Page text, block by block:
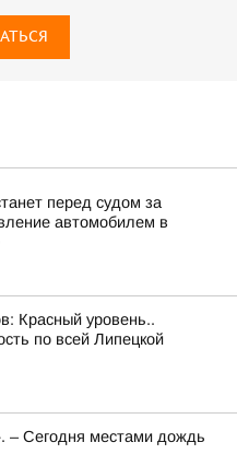
перед судом за
автомобилем в
Красный уровень..
по всей Липецкой
– Сегодня местами дождь